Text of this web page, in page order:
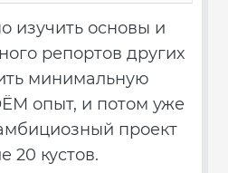
изучить основы и
репортов других
минимальную
опыт, и потом уже
проект
20 кустов.